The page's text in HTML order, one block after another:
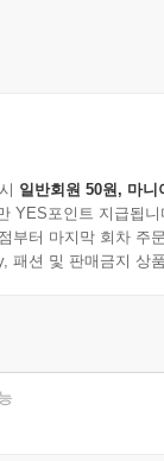
일반회원 50원, 마니
YES포인트 지급됩니
부터 마지막 회차 주
패션 및 판매금지 상